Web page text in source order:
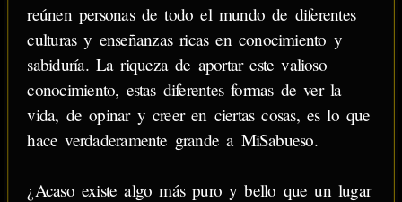
reúnen personas de todo el mundo de diferentes
culturas y enseñanzas ricas en conocimiento y
sabiduría. La riqueza de aportar este valioso
conocimiento, estas diferentes formas de ver la
vida, de opinar y creer en ciertas cosas, es lo que
hace verdaderamente grande a MiSabueso.
¿Acaso existe algo más puro y bello que un lugar